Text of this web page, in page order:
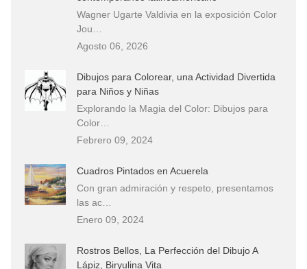
Wagner Ugarte Valdivia en la exposición Color
Jou…
Agosto 06, 2026
Dibujos para Colorear, una Actividad Divertida
para Niños y Niñas
Explorando la Magia del Color: Dibujos para
Color…
Febrero 09, 2024
Cuadros Pintados en Acuerela
Con gran admiración y respeto, presentamos
las ac…
Enero 09, 2024
Rostros Bellos, La Perfección del Dibujo A
Lápiz, Biryulina Vita